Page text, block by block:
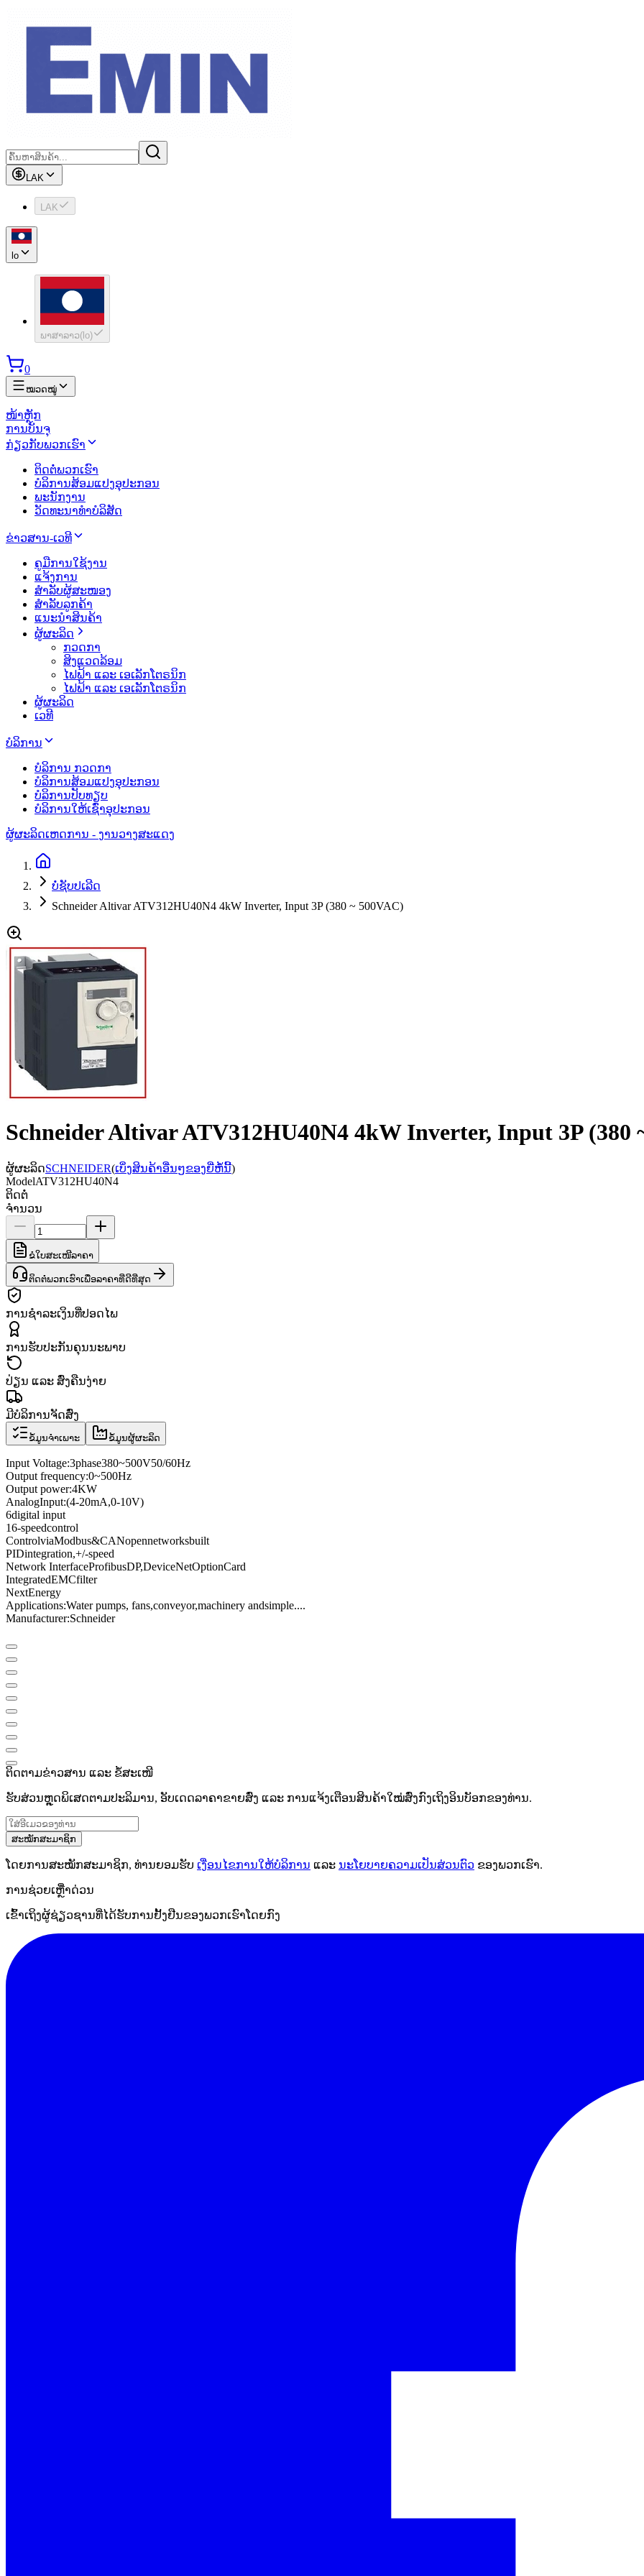
LAK
LAK
lo
ພາສາລາວ( lo)
0
ໝວດໝູ່
ໜ້າຫຼັກ
ການບັນຈຸ
ກ່ຽວກັບພວກເຮົາ
ຕິດຕໍ່ພວກເຮົາ
ບໍລິການສ້ອມແປງອຸປະກອນ
ພະນັກງານ
ວັດທະນາທຳບໍລິສັດ
ຂ່າວສານ-ເວທີ
ຄູມືການໃຊ້ງານ
ແຈ້ງການ
ສຳລັບຜູ້ສະໜອງ
ສຳລັບລູກຄ້າ
ແນະນຳສິນຄ້າ
ຜູ້ຜະລິດ
ກວດກາ
ສິງແວດລ້ອມ
ໄຟຟ້າ ແລະ ເອເລັກໂຕຣນິກ
ໄຟຟ້າ ແລະ ເອເລັກໂຕຣນິກ
ຜູ້ຜະລິດ
ເວທີ
ບໍລິການ
ບໍລິການ ກວດກາ
ບໍລິການສ້ອມແປງອຸປະກອນ
ບໍລິການປັບທຽບ
ບໍລິການໃຫ້ເຊົ່າອຸປະກອນ
ຜູ້ຜະລິດເຫດການ - ງານວາງສະແດງ
ບໍ່ຊັບປເລີດ
Schneider Altivar ATV312HU40N4 4kW Inverter, Input 3P (380 ~ 500VAC)
Schneider Altivar ATV312HU40N4 4kW Inverter, Input 3P (380
ຜູ້ຜະລິດSCHNEIDER(ເບິ່ງສິນຄ້າອື່ນໆຂອງຍີ່ຫໍ້ນີ້)
ModelATV312HU40N4
ຕິດຕໍ່
ຈຳນວນ
ຂໍໃບສະເໜີລາຄາ
ຕິດຕໍ່ພວກເຮົາເພື່ອລາຄາທີ່ດີທີ່ສຸດ
ການຊຳລະເງິນທີ່ປອດໄພ
ການຮັບປະກັນຄຸນນະພາບ
ປ່ຽນ ແລະ ສົ່ງຄືນງ່າຍ
ມີບໍລິການຈັດສົ່ງ
ຂໍ້ມູນຈຳເພາະ ຂໍ້ມູນຜູ້ຜະລິດ
Input Voltage:3phase380~500V50/60Hz
Output frequency:0~500Hz
Output power:4KW
AnalogInput:(4-20mA,0-10V)
6digital input
16-speedcontrol
ControlviaModbus&CANopennetworksbuilt
PIDintegration,+/-speed
Network InterfaceProfibusDP,DeviceNetOptionCard
IntegratedEMCfilter
NextEnergy
Applications:Water pumps, fans,conveyor,machinery andsimple....
Manufacturer:Schneider
ຕິດຕາມຂ່າວສານ ແລະ ຂໍ້ສະເໜີ
ຮັບສ່ວນຫຼຸດພິເສດຕາມປະລິມານ, ອັບເດດລາຄາຂາຍສົ່ງ ແລະ ການແຈ້ງເຕືອນສິນຄ້າໃໝ່ສົ່ງກົງເຖິງອິນບັອກຂອງທ່ານ.
ສະໝັກສະມາຊິກ
ໂດຍການສະໝັກສະມາຊິກ, ທ່ານຍອມຮັບ ເງື່ອນໄຂການໃຫ້ບໍລິການ ແລະ ນະໂຍບາຍຄວາມເປັນສ່ວນຕົວ ຂອງພວກເຮົາ.
ການຊ່ວຍເຫຼືໍາດ່ວນ
ເຂົ້າເຖິງຜູ້ຊ່ຽວຊານທີ່ໄດ້ຮັບການຢັ້ງຢືນຂອງພວກເຮົາໂດຍກົງ